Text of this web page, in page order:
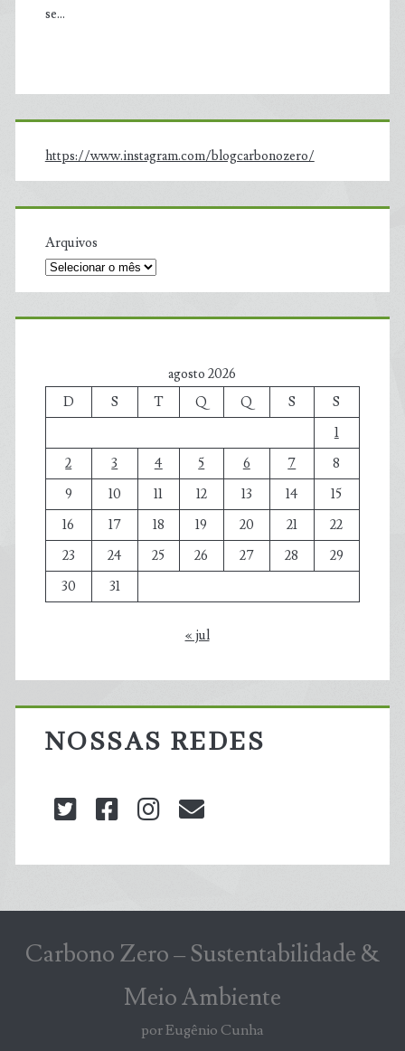
se…
https://www.instagram.com/blogcarbonozero/
Arquivos
agosto 2026
D
S T Q Q S
S
1
2
3 4 5 6 7
8
9
10 11 12 13 14
15
16
17 18 19 20 21
22
23
24 25 26 27 28
29
30
31
« jul
NOSSAS REDES
twitterfacebookinstagram
Carbono Zero – Sustentabilidade &
Meio Ambiente
por Eugênio Cunha